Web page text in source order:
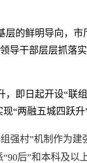
的鲜明导向，
导干部层层抓落
即日起开设“联
“两融五城四跃升
强村”机制作为
后”和本科及以